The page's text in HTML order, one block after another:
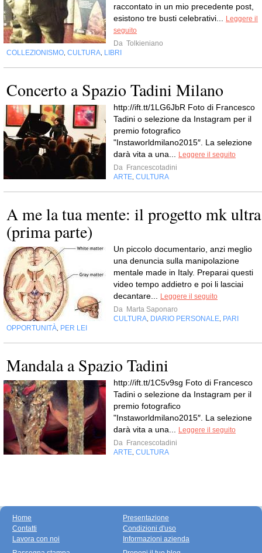
raccontato in un mio precedente post,
esistono tre busti celebrativi...
Leggere il
seguito
Da Tolkieniano
COLLEZIONISMO CULTURA LIBRI
Concerto a Spazio Tadini Milano
http://ift.tt/1LG6JbR Foto di Francesco
Tadini o selezione da Instagram per il
premio fotografico
"Instaworldmilano2015″. La selezione
darà vita a una...
Leggere il seguito
Da Francescotadini
ARTE CULTURA
A me la tua mente: il progetto mk ultra
(prima parte)
Un piccolo documentario, anzi meglio
una denuncia sulla manipolazione
mentale made in Italy. Preparai questi
video tempo addietro e poi li lasciai
decantare...
Leggere il seguito
Da Marta Saponaro
CULTURA DIARIO PERSONALE PARI
OPPORTUNITÀ PER LEI
Mandala a Spazio Tadini
http://ift.tt/1C5v9sg Foto di Francesco
Tadini o selezione da Instagram per il
premio fotografico
"Instaworldmilano2015″. La selezione
darà vita a una...
Leggere il seguito
Da Francescotadini
ARTE CULTURA
Home
Contatti
Lavora con noi
Presentazione
Condizioni d'uso
Informazioni azienda